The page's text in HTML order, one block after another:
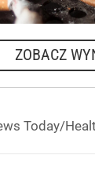
ale
ZOBACZ
Today/